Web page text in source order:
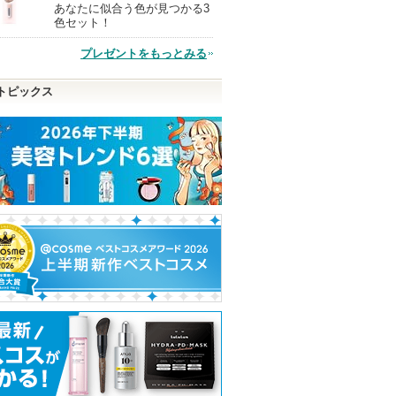
現
あなたに似合う色が見つかる3
色セット！
プレゼントをもっとみる
ピックス